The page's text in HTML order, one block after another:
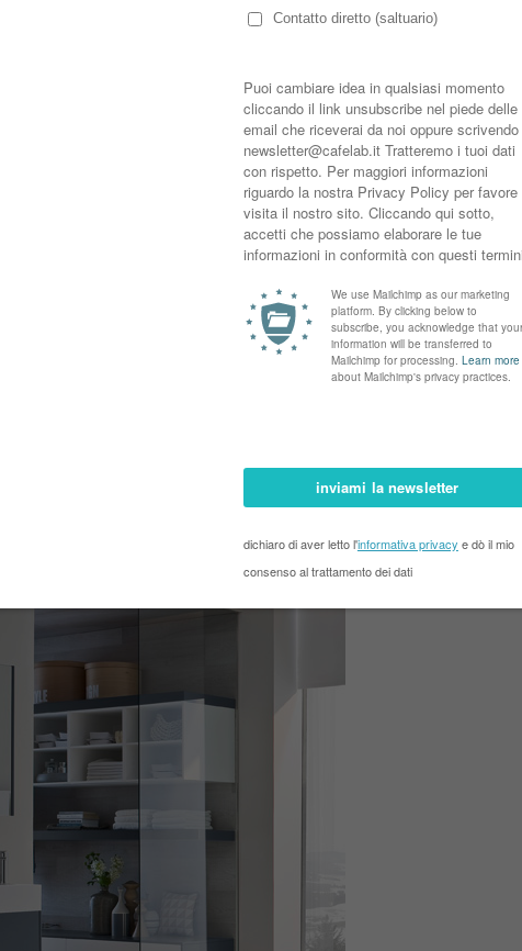
bagno, integrandosi con gli spazi living e la stanza da letto, per
per un'organizzazione evoluta dell'ordine si integrano con l'arredo